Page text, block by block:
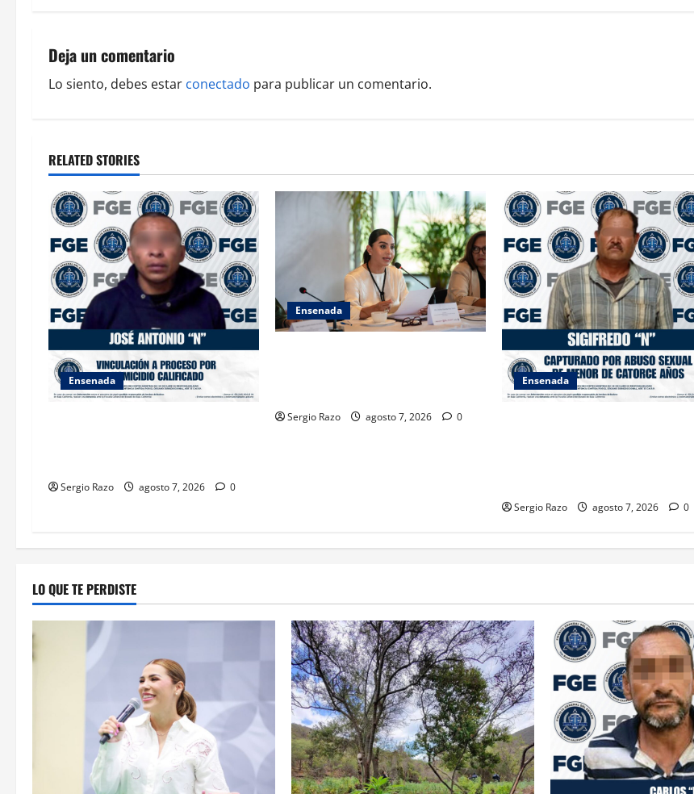
n
a
i
g
a
t
i
o
n
Deja un comentario
Lo siento, debes estar conectado para publicar un comentario.
RELATED STORIES
Ensenada
Sergio Razo agosto 7, 2026 0
Ensenada
Sergio Razo agosto 7, 2026 0
Ensenada
Sergio Razo agosto 7, 2026 0
LO QUE TE PERDISTE